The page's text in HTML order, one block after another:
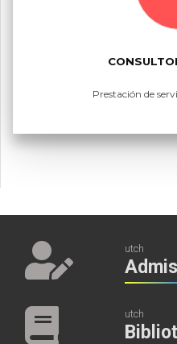
Prestación de
utch
utch